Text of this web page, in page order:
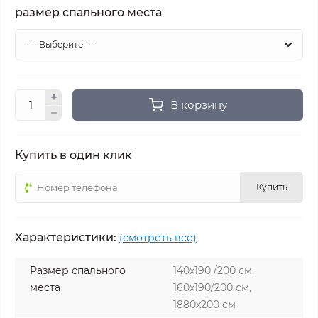
размер спального места
В корзину
Купить в один клик
Купить
Характеристики: (смотреть все)
Размер спального
места
140х190 /200 см,
160х190/200 см,
1880х200 см